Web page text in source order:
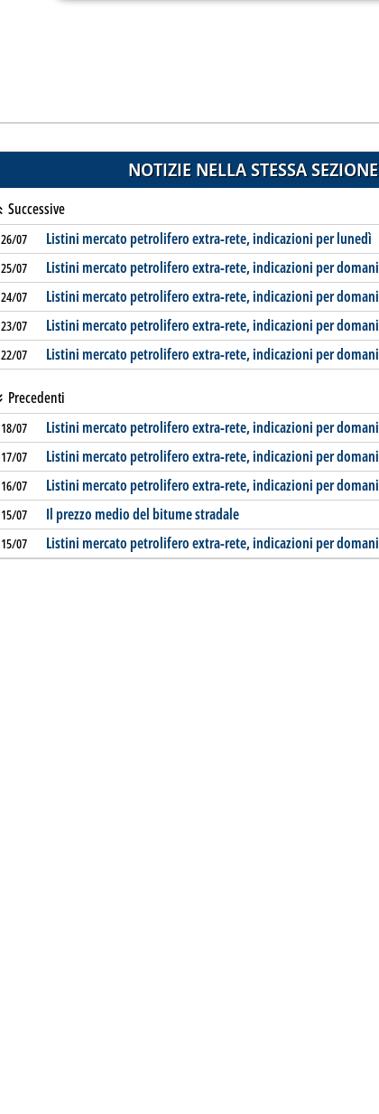
NOTIZIE NELLA STESSA SEZIONE
Successive
26/07 Listini mercato petrolifero extra-rete, indicazioni per lunedì
25/07 Listini mercato petrolifero extra-rete, indicazioni per domani
24/07 Listini mercato petrolifero extra-rete, indicazioni per domani
23/07 Listini mercato petrolifero extra-rete, indicazioni per domani
22/07 Listini mercato petrolifero extra-rete, indicazioni per domani
Precedenti
18/07 Listini mercato petrolifero extra-rete, indicazioni per domani
17/07 Listini mercato petrolifero extra-rete, indicazioni per domani
16/07 Listini mercato petrolifero extra-rete, indicazioni per domani
15/07 Il prezzo medio del bitume stradale
15/07 Listini mercato petrolifero extra-rete, indicazioni per domani